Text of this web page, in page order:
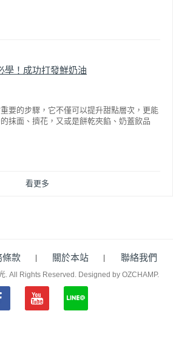
更年年穩居銷售排行榜的前幾名。然而如何
學！成功打發鮮奶油
要的步驟，它不僅可以提升甜點層次，更能
抹面、擠花，又或是餅乾夾餡、奶蓋飲品
看更多
條款 關於本站 聯絡我們
. All Rights Reserved. Designed by OZCHAMP.